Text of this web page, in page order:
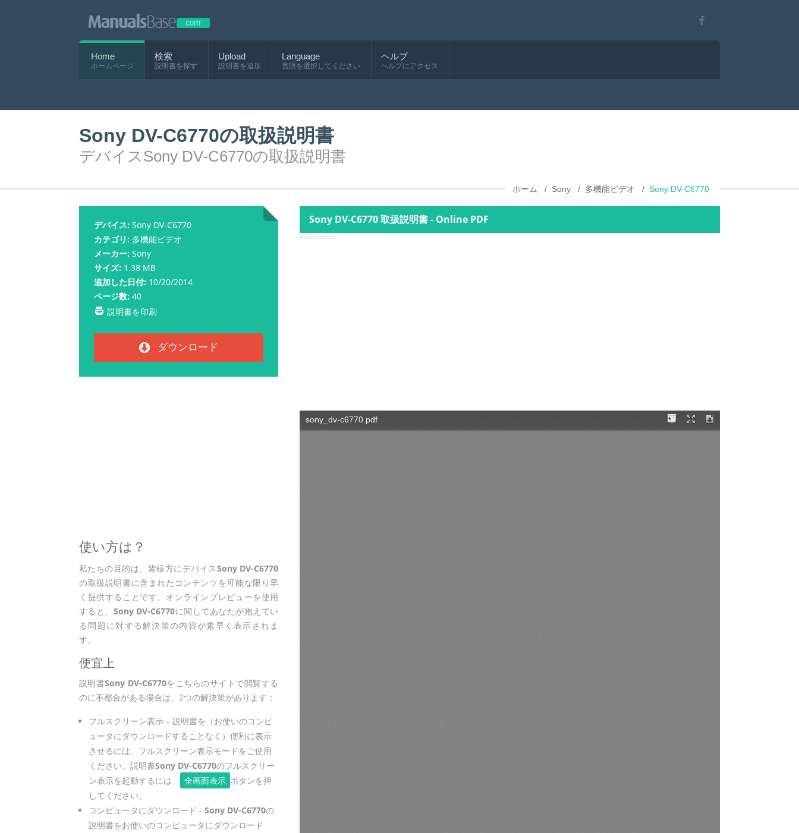
Home
ホームページ
検索
説明書を探す
Upload
説明書を追加
Language
言語を選択してください
ヘルプ
ヘルプにアクセス
Sony DV-C6770の取扱説明書
デバイスSony DV-C6770の取扱説明書
ホーム Sony 多機能ビデオ Sony DV-C6770
デバイス: Sony DV-C6770
カテゴリ: 多機能ビデオ
メーカー: Sony
サイズ: 1.38 MB
追加した日付: 10/20/2014
ページ数: 40
説明書を印刷
ダウンロード
使い方は？
私たちの目的は、皆様方にデバイスSony DV-C6770
の取扱説明書に含まれたコンテンツを可能な限り早
く提供することです。オンラインプレビューを使用
すると、 Sony DV-C6770に関してあなたが抱えてい
る問題に対する解決策の内容が素早く表示されま
す。
便宜上
説明書Sony DV-C6770をこちらのサイトで閲覧する
のに不都合がある場合は、2つの解決策があります：
フルスクリーン表示 – 説明書を（お使いのコンピ
ュータにダウンロードすることなく）便利に表示
させるには、フルスクリーン表示モードをご使用
ください。説明書Sony DV-C6770のフルスクリー
ン表示を起動するには、
全画面表示 ボタンを押
してください。
コンピュータにダウンロード - Sony DV-C6770の
説明書をお使いのコンピュータにダウンロード
Sony DV-C6770 取扱説明書 - Online PDF
Advertisement